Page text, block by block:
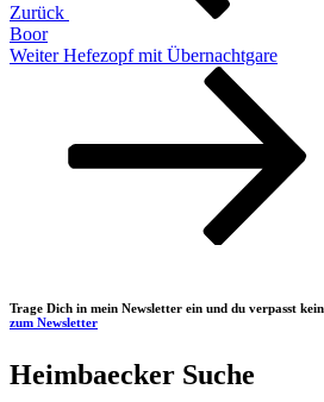
Zurück
Boor
Nächster
Weiter Hefezopf mit Übernachtgare
Trage Dich in mein Newsletter ein und du verpasst
zum Newsletter
Heimbaecker Suche